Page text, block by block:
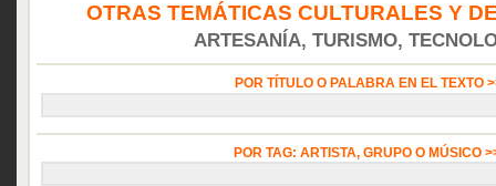
OTRAS TEMÁTICAS CULTURALES Y
ARTESANÍA, TURISMO,
POR TÍTULO O PALABRA EN EL TEXTO
POR TAG: ARTISTA, GRUPO O MÚSICO